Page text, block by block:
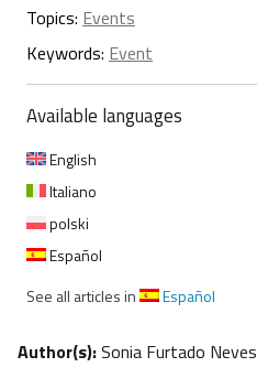
Topics: Events
Keywords: Event
Available languages
English
Italiano
polski
Español
See all articles in
Español
Author(s):Sonia Furtado Neves